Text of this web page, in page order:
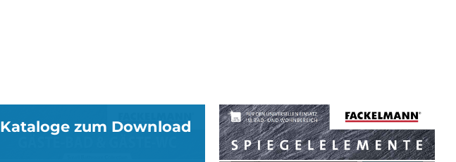
Kataloge zum Download
Spiegelschränke &
Elemente